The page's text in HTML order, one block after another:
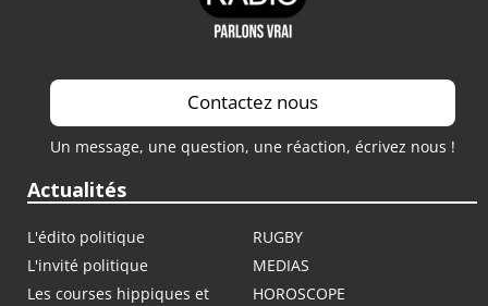
Contactez nous
Un message, une question, une réaction, écrivez nous !
Actualités
L'édito politique
RUGBY
L'invité politique
MEDIAS
Les courses hippiques et
HOROSCOPE